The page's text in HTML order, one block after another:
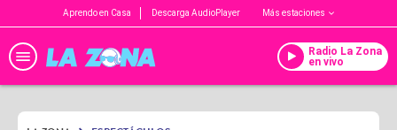
Aprendo en Casa Descarga AudioPlayer Más estaciones
Radio La Zona
en vivo